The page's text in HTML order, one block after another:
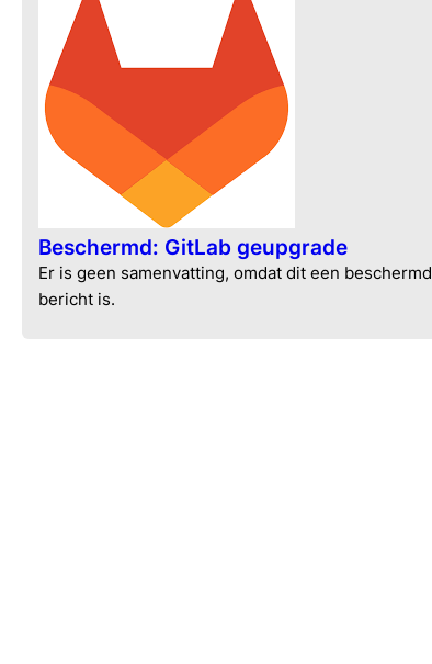
Beschermd: GitLab geupgrade
Er is geen samenvatting, omdat dit een beschermd
bericht is.